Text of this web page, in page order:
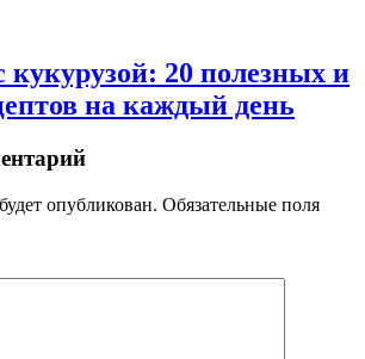
20 полезных и
на каждый день
опубликован. Обязательные поля